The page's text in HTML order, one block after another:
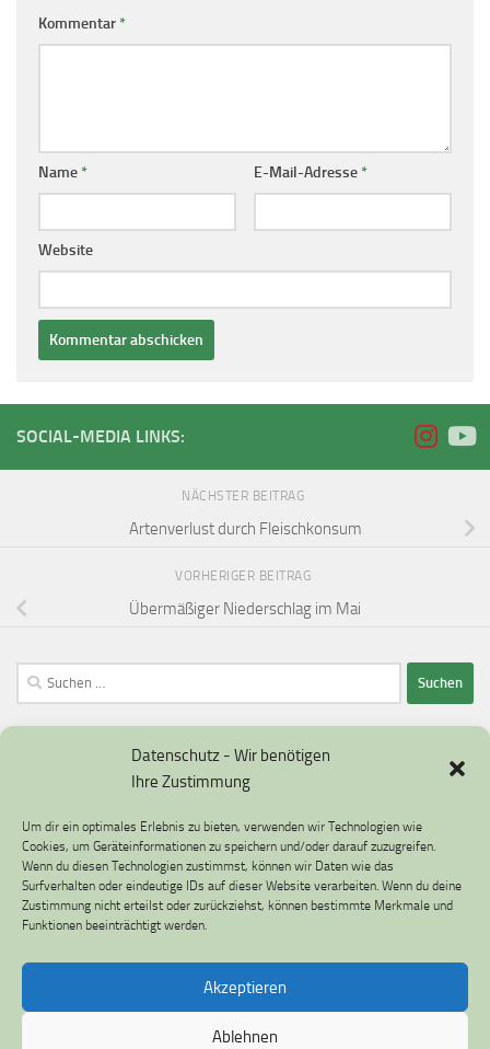
Datenschutz - Wir benötigen
Ihre Zustimmung
Um dir ein optimales Erlebnis zu bieten, verwenden wir Technologien wie
Cookies, um Geräteinformationen zu speichern und/oder darauf zuzugreifen.
Wenn du diesen Technologien zustimmst, können wir Daten wie das
Surfverhalten oder eindeutige IDs auf dieser Website verarbeiten. Wenn du deine
Zustimmung nicht erteilst oder zurückziehst, können bestimmte Merkmale und
Funktionen beeinträchtigt werden.
Akzeptieren
Ablehnen
Kommentar*
Name* E-Mail-Adresse*
Website
SOCIAL-MEDIA LINKS:
NÄCHSTER BEITRAG
Artenverlust durch Fleischkonsum
VORHERIGER BEITRAG
Übermäßiger Niederschlag im Mai
Suchen
nach:
Datenschutzerklärung
Impressum
Cookie-Richtlinie (EU)